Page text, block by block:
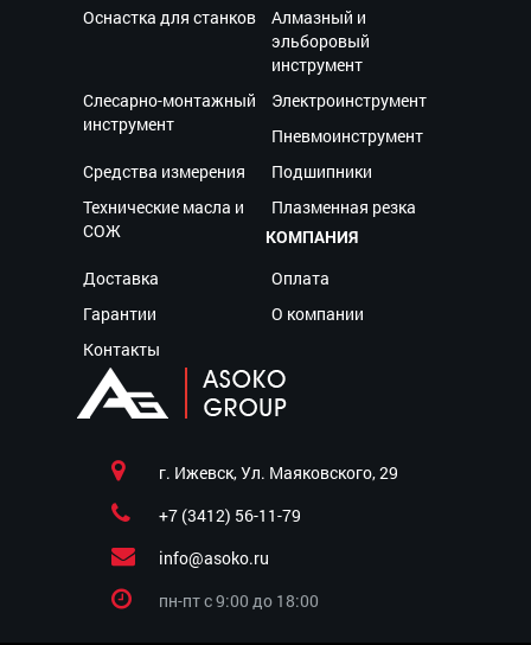
Оснастка для станков
Алмазный и
эльборовый
инструмент
Слесарно-монтажный
инструмент
Электроинструмент
Пневмоинструмент
Средства измерения
Подшипники
Технические масла и
СОЖ
Плазменная резка
КОМПАНИЯ
Доставка
Оплата
Гарантии
О компании
Контакты
г. Ижевск, Ул. Маяковского, 29
+7 (3412) 56-11-79
info@asoko.ru
пн-пт c 9:00 до 18:00